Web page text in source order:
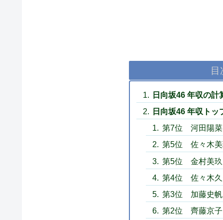
目
日向坂46 年収の計
日向坂46 年収トッ
第7位 河田陽菜
第5位 佐々木美
第5位 金村美玖
第4位 佐々木久
第3位 加藤史帆
第2位 齊藤京子